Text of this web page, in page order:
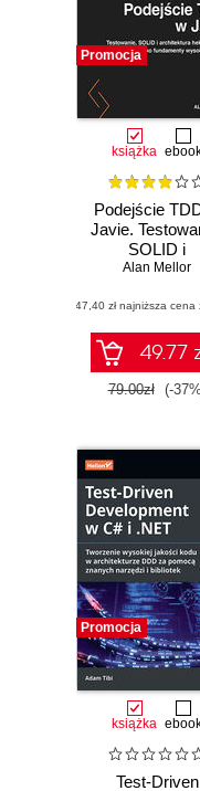
Promocja
książka
Podejście
Javie.
SOLID i
architektura
fundamenty
wysokiej
Alan Mellor
(47,40 zł najniższa cena
49.77
79.00zł (-
Promocja
książka
Test-Driven